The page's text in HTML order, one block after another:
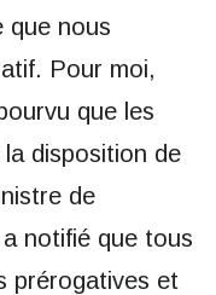
que nous
Pour moi,
que les
disposition de
de
a notifié que tous
prérogatives et